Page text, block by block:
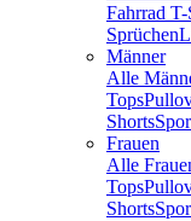
Fahrrad
Sprüchen
Männer
Alle
Tops
Shorts
Frauen
Alle
Tops
Shorts